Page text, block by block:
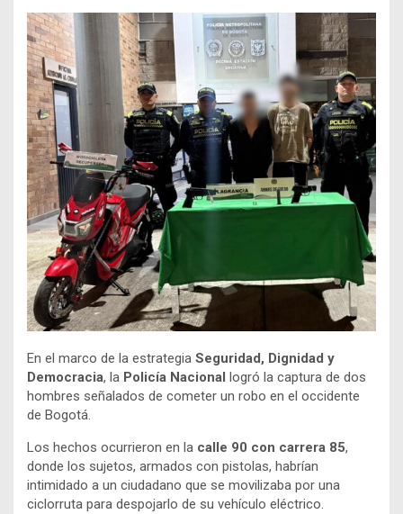
En el marco de la estrategia Seguridad, Dignidad y
Democracia, la Policía Nacional
logró la captura de dos
hombres señalados de cometer un robo en el occidente
de Bogotá.
Los hechos ocurrieron en la calle 90 con carrera 85,
donde los sujetos, armados con pistolas, habrían
intimidado a un ciudadano que se movilizaba por una
ciclorruta para despojarlo de su vehículo eléctrico.